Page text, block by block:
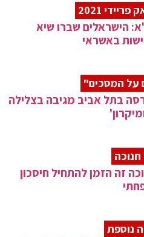
2021
הישראלים שברו שיא
באשראי
על המסכים"
בתל אביב מגיבה בצלילה
חנוכה
זה הזמן להתחיל חיסכון
נוספת